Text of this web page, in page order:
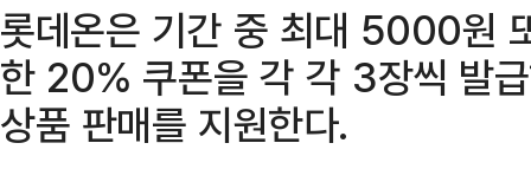
롯데온은 기간 중 최대 5000원
한 20% 쿠폰을 각 각 3장씩 발
상품 판매를 지원한다.